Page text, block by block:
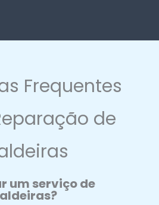
Frequentes
de
um serviço de